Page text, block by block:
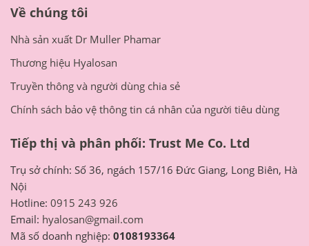
Về chúng tôi
Nhà sản xuất Dr Muller Phamar
Thương hiệu Hyalosan
Truyền thông và người dùng chia sẻ
Chính sách bảo vệ thông tin cá nhân của người tiêu dùng
Tiếp thị và phân phối: Trust Me Co. Ltd
Trụ sở chính: Số 36, ngách 157/16 Đức Giang, Long Biên, Hà
Nội
Hotline: 0915 243 926
Email: hyalosan@gmail.com
Mã số doanh nghiệp: 0108193364